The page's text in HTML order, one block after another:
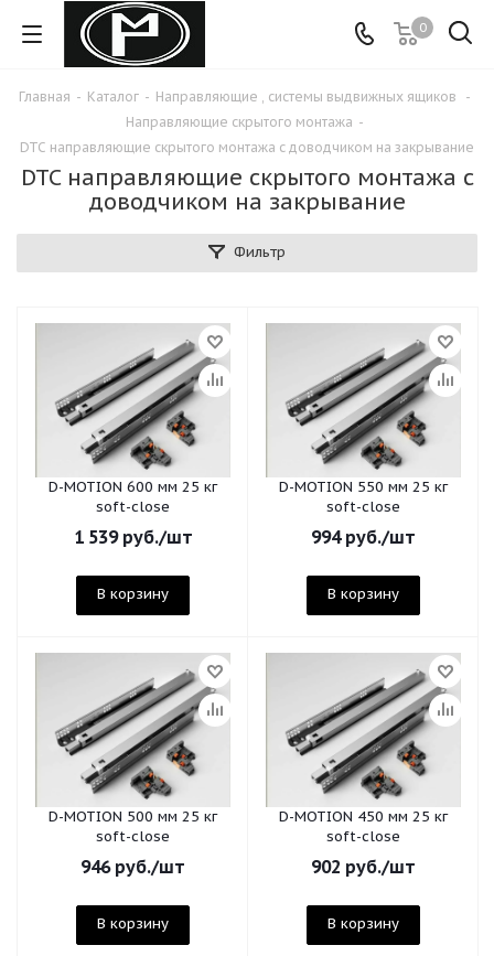
0
Главная - Каталог - Направляющие , системы выдвижных ящиков
-
Направляющие скрытого монтажа -
DTC направляющие скрытого монтажа с доводчиком на закрывание
DTC направляющие скрытого монтажа с
доводчиком на закрывание
Фильтр
D-MOTION 600 мм 25 кг
soft-close
1 539руб./шт
В корзину
D-MOTION 550 мм 25 кг
soft-close
994руб./шт
В корзину
D-MOTION 500 мм 25 кг
soft-close
946руб./шт
В корзину
D-MOTION 450 мм 25 кг
soft-close
902 руб./шт
В корзину